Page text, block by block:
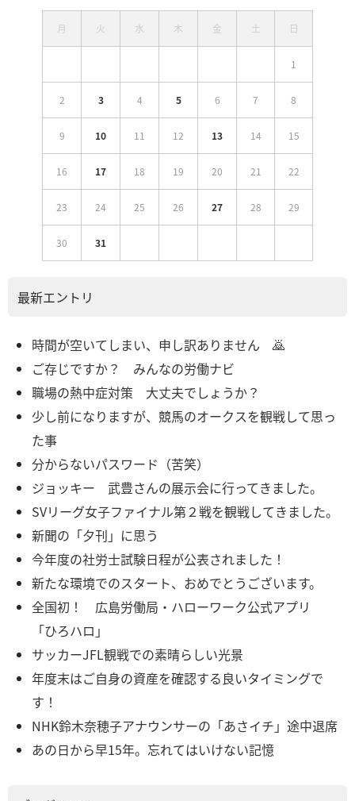
月 火 水 木 金 土 日
1
2 3 4 5 6 7 8
9 10 11 12 13 14 15
16 17 18 19 20 21 22
23 24 25 26 27 28 29
30 31
最新エントリ
時間が空いてしまい、申し訳ありません 🙇
ご存じですか？ みんなの労働ナビ
職場の熱中症対策 大丈夫でしょうか？
少し前になりますが、競馬のオークスを観戦して思っ
た事
分からないパスワード（苦笑）
ジョッキー 武豊さんの展示会に行ってきました。
SVリーグ女子ファイナル第２戦を観戦してきました。
新聞の「夕刊」に思う
今年度の社労士試験日程が公表されました！
新たな環境でのスタート、おめでとうございます。
全国初！ 広島労働局・ハローワーク公式アプリ
「ひろハロ」
サッカーJFL観戦での素晴らしい光景
年度末はご自身の資産を確認する良いタイミングで
す！
NHK鈴木奈穂子アナウンサーの「あさイチ」途中退席
あの日から早15年。忘れてはいけない記憶